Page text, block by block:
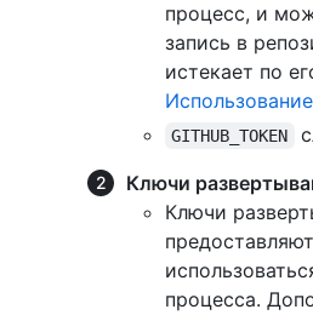
процесс, и
запись в
истекает по
GITHUB_TOKEN
Ключи
Ключи
процесса.